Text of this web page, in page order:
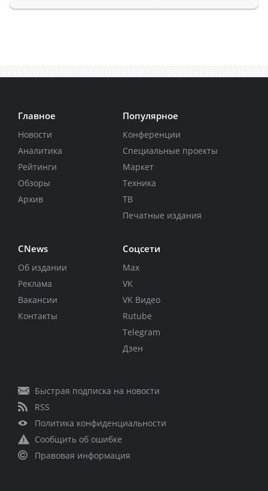
Главное
Новости
Аналитика
Рейтинги
Обзоры
Архив
Популярное
Конференции
Специальные проекты
Маркет
Техника
ТВ
Печатные издания
CNews
Об издании
Реклама
Вакансии
Контакты
Соцсети
Max
VK
VK Видео
Rutube
Telegram
Дзен
Быстрая подписка на новости
RSS
Политика конфиденциальности
Сообщить об ошибке
Правовая информация